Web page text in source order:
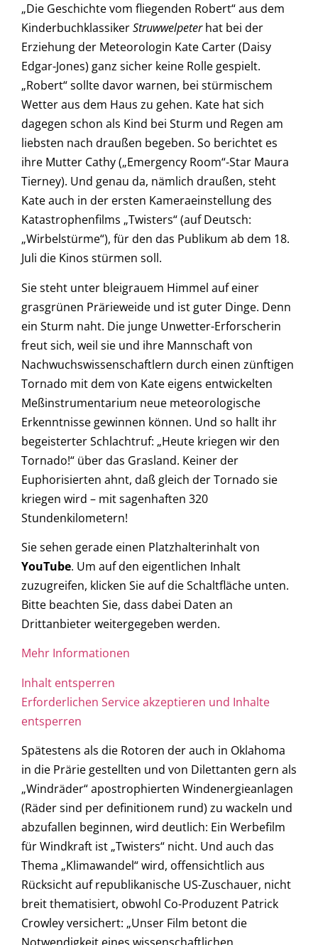
„Die Geschichte vom fliegenden Robert“ aus dem
KinderbuchklassikerStruwwelpeterhat bei der
Erziehung der Meteorologin Kate Carter (Daisy
Edgar-Jones) ganz sicher keine Rolle gespielt.
„Robert“ sollte davor warnen, bei stürmischem
Wetter aus dem Haus zu gehen. Kate hat sich
dagegen schon als Kind bei Sturm und Regen am
liebsten nach draußen begeben. So berichtet es
ihre Mutter Cathy („Emergency Room“-Star Maura
Tierney). Und genau da, nämlich draußen, steht
Kate auch in der ersten Kameraeinstellung des
Katastrophenfilms „Twisters“ (auf Deutsch:
„Wirbelstürme“), für den das Publikum ab dem 18.
Juli die Kinos stürmen soll.
Sie steht unter bleigrauem Himmel auf einer
grasgrünen Prärieweide und ist guter Dinge. Denn
ein Sturm naht. Die junge Unwetter-Erforscherin
freut sich, weil sie und ihre Mannschaft von
Nachwuchswissenschaftlern durch einen zünftigen
Tornado mit dem von Kate eigens entwickelten
Meßinstrumentarium neue meteorologische
Erkenntnisse gewinnen können. Und so hallt ihr
begeisterter Schlachtruf: „Heute kriegen wir den
Tornado!“ über das Grasland. Keiner der
Euphorisierten ahnt, daß gleich der Tornado sie
kriegen wird – mit sagenhaften 320
Stundenkilometern!
Sie sehen gerade einen Platzhalterinhalt von
YouTube. Um auf den eigentlichen Inhalt
zuzugreifen, klicken Sie auf die Schaltfläche unten.
Bitte beachten Sie, dass dabei Daten an
Drittanbieter weitergegeben werden.
Mehr Informationen
Inhalt entsperren
Erforderlichen Service akzeptieren und Inhalte
entsperren
Spätestens als die Rotoren der auch in Oklahoma
in die Prärie gestellten und von Dilettanten gern als
„Windräder“ apostrophierten Windenergieanlagen
(Räder sind per definitionem rund) zu wackeln und
abzufallen beginnen, wird deutlich: Ein Werbefilm
für Windkraft ist „Twisters“ nicht. Und auch das
Thema „Klimawandel“ wird, offensichtlich aus
Rücksicht auf republikanische US-Zuschauer, nicht
breit thematisiert, obwohl Co-Produzent Patrick
Crowley versichert: „Unser Film betont die